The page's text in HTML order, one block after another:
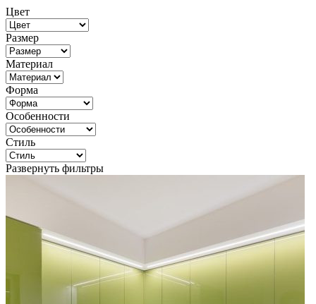
Цвет
Размер
Материал
Форма
Особенности
Стиль
Развернуть фильтры